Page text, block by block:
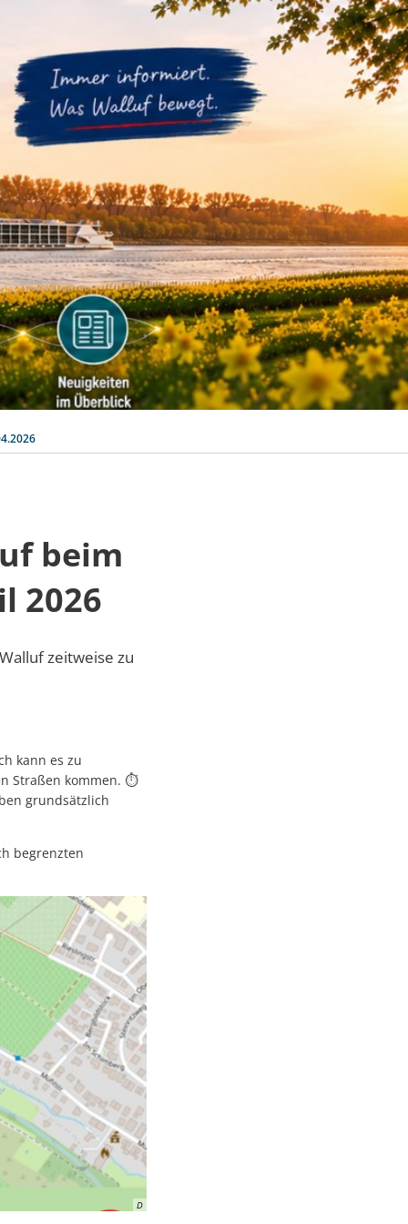
Barrierefreiheit
WIRTSCHAFTSFÖRDERUNG
beim
2026
zeitweise zu
kann es zu
Straßen kommen. ⏱️
grundsätzlich
begrenzten
D